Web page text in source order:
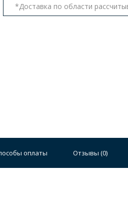
*Доставка по области
оплаты Отзывы (0)